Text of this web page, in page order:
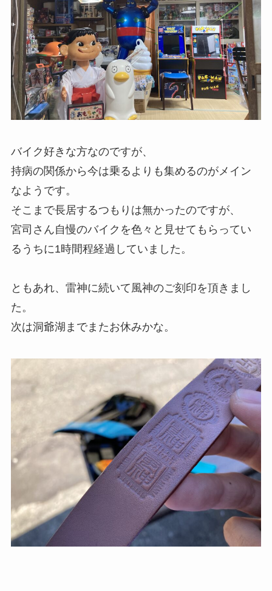
バイク好きな方なのですが、
持病の関係から今は乗るよりも集めるのがメイン
なようです。
そこまで長居するつもりは無かったのですが、
宮司さん自慢のバイクを色々と見せてもらってい
るうちに1時間程経過していました。
ともあれ、雷神に続いて風神のご刻印を頂きまし
た。
次は洞爺湖までまたお休みかな。